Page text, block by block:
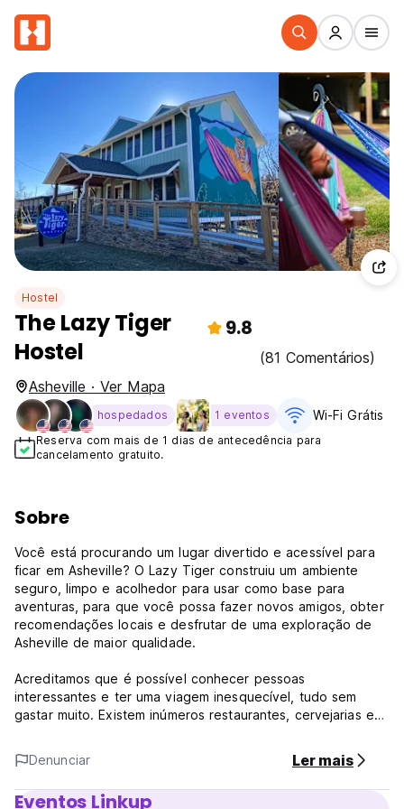
Hostel
The Lazy Tiger
Hostel
9.8
(81 Comentários)
Asheville · Ver Mapa
hospedados 1 eventos Wi-Fi Grátis
Reserva com mais de 1 dias de antecedência para
cancelamento gratuito.
Sobre
Você está procurando um lugar divertido e acessível para
ficar em Asheville? O Lazy Tiger construiu um ambiente
seguro, limpo e acolhedor para usar como base para
aventuras, para que você possa fazer novos amigos, obter
recomendações locais e desfrutar de uma exploração de
Asheville de maior qualidade.
Acreditamos que é possível conhecer pessoas
interessantes e ter uma viagem inesquecível, tudo sem
gastar muito. Existem inúmeros restaurantes, cervejarias e
equipe experiente cujo único objetivo é atendê-lo e ajudá-
lo a aproveitar ao máximo sua estadia. Até elaboramos
guias para caminhadas, mountain bike, comida, bebida e
experiências locais feitos sob medida para o viajante de
Denunciar Ler mais
Eventos Linkup